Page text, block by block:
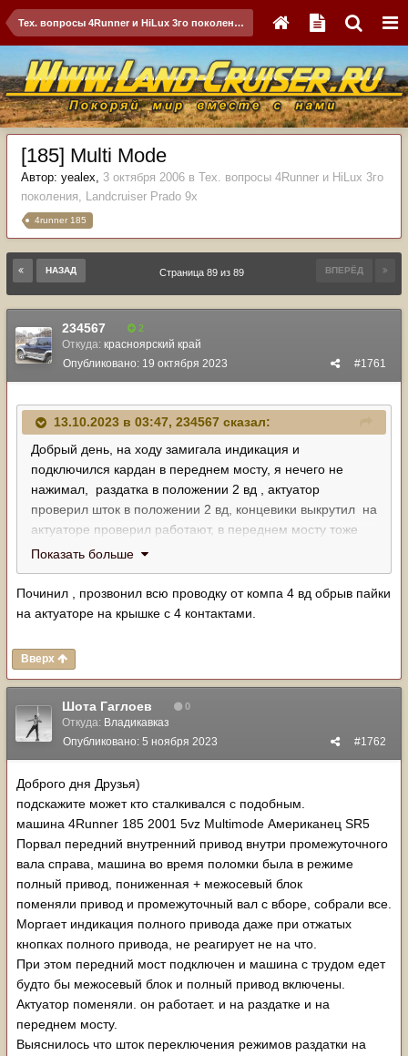
Тех. вопросы 4Runner и HiLux 3го поколения, Landсruiser Prado 9x
[185] Multi Mode
Автор: yealex, 3 октября 2006 в Тех. вопросы 4Runner и HiLux 3го
поколения, Landсruiser Prado 9x
4runner 185
НАЗАД ВПЕРЁД
Страница 89 из 89
234567 2
Откуда: красноярский край
#1761
Опубликовано: 19 октября 2023
13.10.2023 в 03:47, 234567 сказал:
Добрый день, на ходу замигала индикация и
подключился кардан в переднем мосту, я нечего не
нажимал, раздатка в положении 2 вд , актуатор
проверил шток в положении 2 вд, концевики выкрутил на
актуаторе проверил работают, в переднем мосту тоже
проверил работает. Проводку визуально просмотрел .
Что случилось есть мысли?
Показать больше
Починил , прозвонил всю проводку от компа 4 вд обрыв пайки
на актуаторе на крышке с 4 контактами.
Вверх
Шота Гаглоев 0
Откуда: Владикавказ
#1762
Опубликовано: 5 ноября 2023
Доброго дня Друзья)
подскажите может кто сталкивался с подобным.
машина 4Runner 185 2001 5vz Multimode Американец SR5
Порвал передний внутренний привод внутри промежуточного
вала справа, машина во время поломки была в режиме
полный привод, пониженная + межосевый блок
поменяли привод и промежуточный вал с вборе, собрали все.
Моргает индикация полного привода даже при отжатых
кнопках полного привода, не реагирует не на что.
При этом передний мост подключен и машина с трудом едет
будто бы межосевый блок и полный привод включены.
Актуатор поменяли. он работает. и на раздатке и на
переднем мосту.
Выяснилось что шток переключения режимов раздатки на